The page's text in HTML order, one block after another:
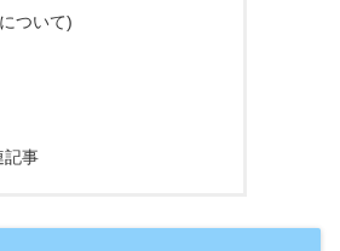
ついて)
記事